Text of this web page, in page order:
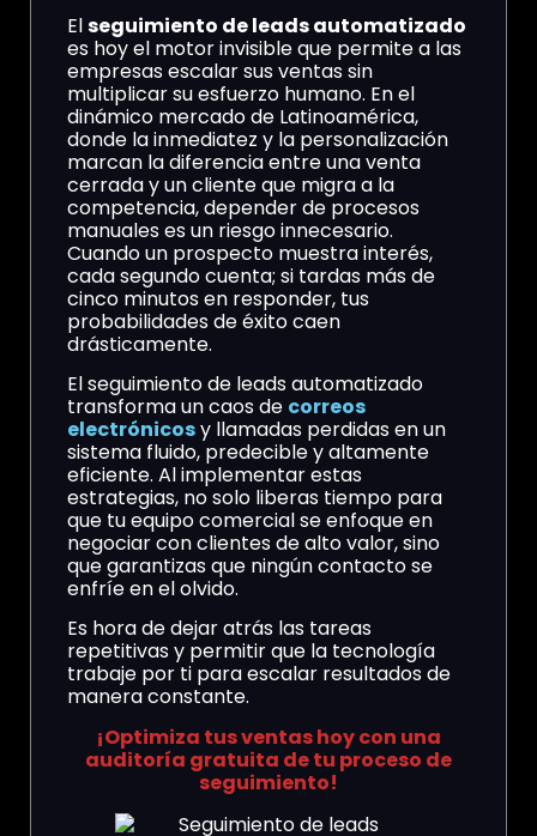
Elseguimiento de leads automatizado
es hoy el motor invisible que permite a las
empresas escalar sus ventas sin
multiplicar su esfuerzo humano. En el
dinámico mercado de Latinoamérica,
donde la inmediatez y la personalización
marcan la diferencia entre una venta
cerrada y un cliente que migra a la
competencia, depender de procesos
manuales es un riesgo innecesario.
Cuando un prospecto muestra interés,
cada segundo cuenta; si tardas más de
cinco minutos en responder, tus
probabilidades de éxito caen
drásticamente.
El seguimiento de leads automatizado
transforma un caos de correos
electrónicosy llamadas perdidas en un
sistema fluido, predecible y altamente
eficiente. Al implementar estas
estrategias, no solo liberas tiempo para
que tu equipo comercial se enfoque en
negociar con clientes de alto valor, sino
que garantizas que ningún contacto se
enfríe en el olvido.
Es hora de dejar atrás las tareas
repetitivas y permitir que la tecnología
trabaje por ti para escalar resultados de
manera constante.
¡Optimiza tus ventas hoy con una
auditoría gratuita de tu proceso de
seguimiento!